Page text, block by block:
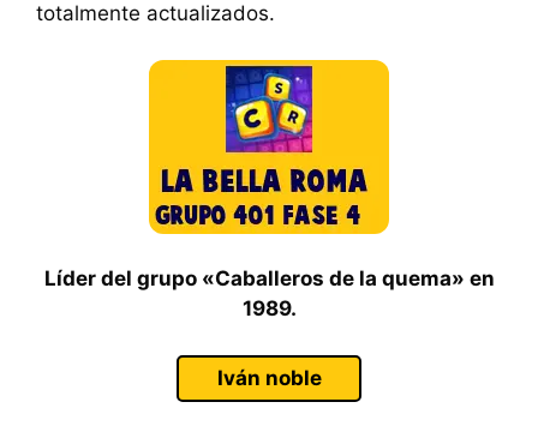
totalmente actualizados.
Líder del grupo «Caballeros de la quema» en
1989.
Iván noble